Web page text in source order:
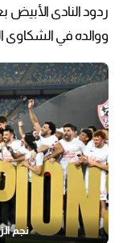
ردود النادى
ووالده في الشكاوى
نجم